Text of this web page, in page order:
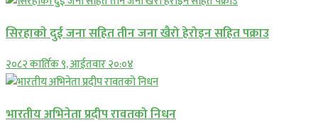
सिरहाकाे दुई जना सहित तीन जना खैरो हेरोइन सहित पक्राउ
२०८२ कार्तिक ९, आईतवार २०:०४
भारतीय अभिनेता प्रदीप रावतको निधन